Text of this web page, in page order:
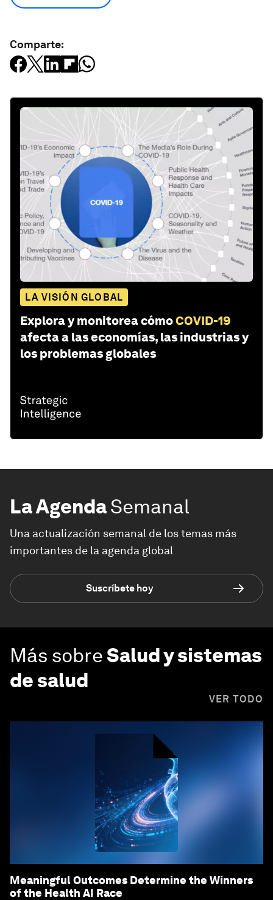
Comparte:
LA VISIÓN GLOBAL
Explora y monitorea cómoCOVID-19
afecta a las economías, las industrias y
los problemas globales
La AgendaSemanal
Una actualización semanal de los temas más
importantes de la agenda global
Suscríbete hoy
Más sobreSalud y sistemas
de salud
VER TODO
Meaningful Outcomes Determine the Winners
of the Health AI Race